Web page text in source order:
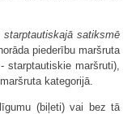
satiksmē
piederību maršruta
starptautiskie maršruti),
kategorijā.
(biļeti) vai bez tā